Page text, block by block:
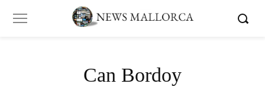
Can Bordoy